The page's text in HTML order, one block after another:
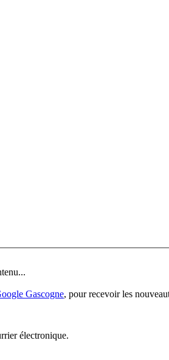
Gascogne, pour recevoir les
électronique.